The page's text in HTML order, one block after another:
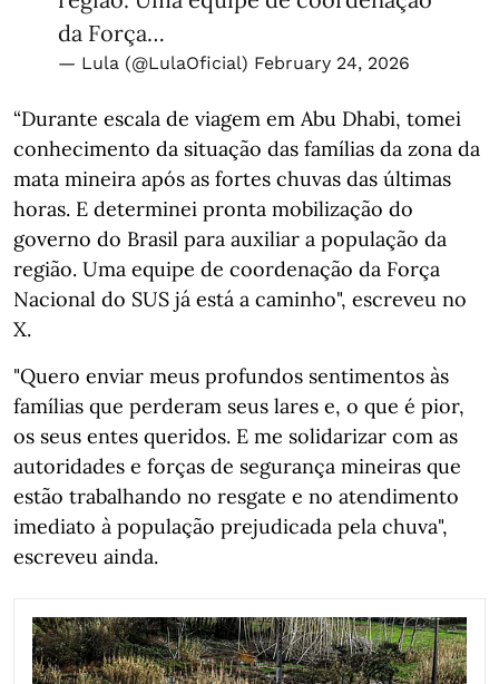
da Força…
— Lula (@LulaOficial) February 24, 2026
“Durante escala de viagem em Abu Dhabi, tomei
conhecimento da situação das famílias da zona da
mata mineira após as fortes chuvas das últimas
horas. E determinei pronta mobilização do
governo do Brasil para auxiliar a população da
região. Uma equipe de coordenação da Força
Nacional do SUS já está a caminho", escreveu no
X.
"Quero enviar meus profundos sentimentos às
famílias que perderam seus lares e, o que é pior,
os seus entes queridos. E me solidarizar com as
autoridades e forças de segurança mineiras que
estão trabalhando no resgate e no atendimento
imediato à população prejudicada pela chuva",
escreveu ainda.